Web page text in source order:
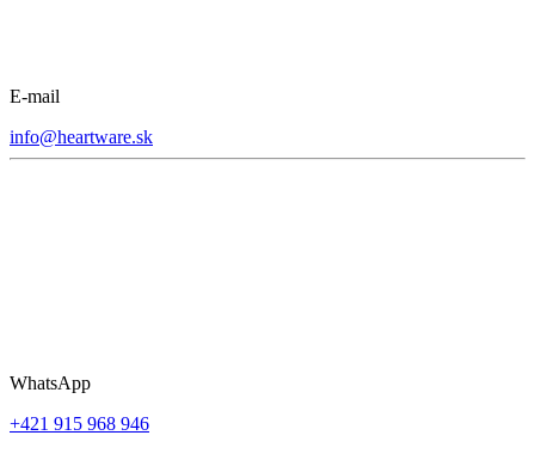
E-mail
info@heartware.sk
WhatsApp
+421 915 968 946